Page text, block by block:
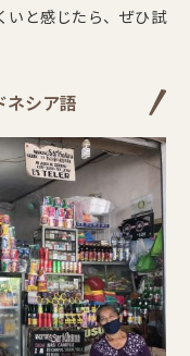
いと感じたら、ぜひ試
ネシア語